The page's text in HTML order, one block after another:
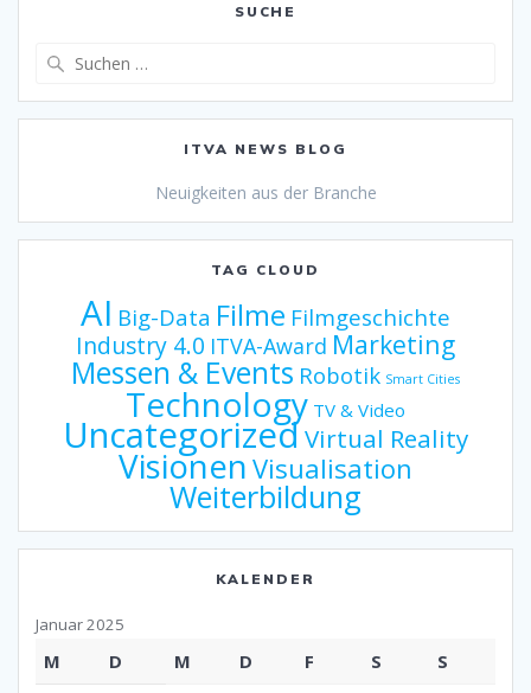
SUCHE
ITVA NEWS BLOG
Neuigkeiten aus der Branche
TAG CLOUD
AI Big-Data Filme Filmgeschichte
Industry 4.0 ITVA-Award Marketing
Messen & Events Robotik Smart Cities
Technology TV & Video
UncategorizedVirtual Reality
Visionen Visualisation
Weiterbildung
KALENDER
Januar 2025
M D M D F S
S